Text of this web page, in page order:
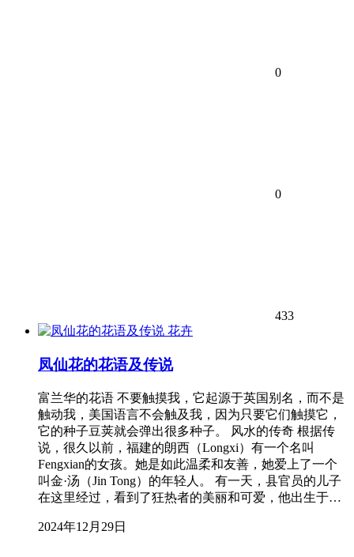
0
0
433
花卉
凤仙花的花语及传说
富兰华的花语 不要触摸我，它起源于英国别名，而不是
触动我，美国语言不会触及我，因为只要它们触摸它，
它的种子豆荚就会弹出很多种子。 风水的传奇 根据传
说，很久以前，福建的朗西（Longxi）有一个名叫
Fengxian的女孩。她是如此温柔和友善，她爱上了一个
叫金·汤（Jin Tong）的年轻人。 有一天，县官员的儿子
在这里经过，看到了狂热者的美丽和可爱，他出生于…
2024年12月29日